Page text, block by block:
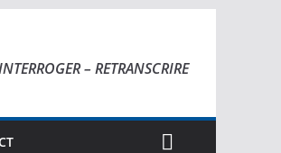
– RETRANSCRIRE